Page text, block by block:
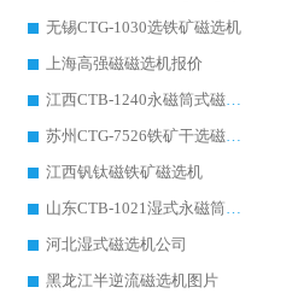
无锡CTG-1030选铁矿磁选机
上海高强磁磁选机报价
江西CTB-1240永磁筒式磁选机厂家
苏州CTG-7526铁矿干选磁选机
江西钒钛磁铁矿磁选机
山东CTB-1021湿式永磁筒式磁选机
河北湿式磁选机公司
黑龙江半逆流磁选机图片